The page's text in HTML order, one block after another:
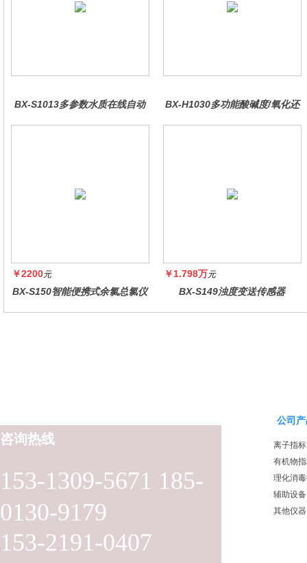
BX-S1013多参数水质在线自动
BX-H1030多功能酸碱度/氧化还
￥2200元
BX-S150智能便携式余氯总氯仪
￥1.798万元
BX-S149浊度变送传感器
153-1309-5671 185-
0130-9179
153-2191-0407
咨询热线
公司
离子指标
有机物
理化消
辅助设备
其他仪器